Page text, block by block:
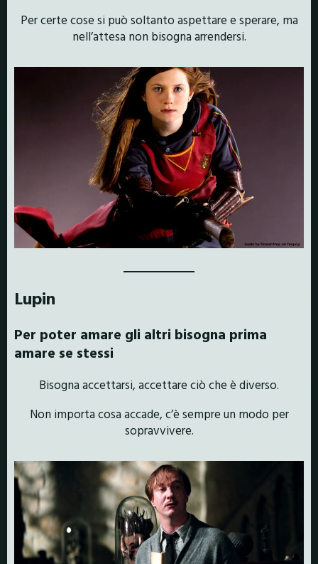
Per certe cose si può soltanto aspettare e sperare, ma
nell’attesa non bisogna arrendersi.
Lupin
Per poter amare gli altri bisogna prima
amare se stessi
Bisogna accettarsi, accettare ciò che è diverso.
Non importa cosa accade, c’è sempre un modo per
sopravvivere.